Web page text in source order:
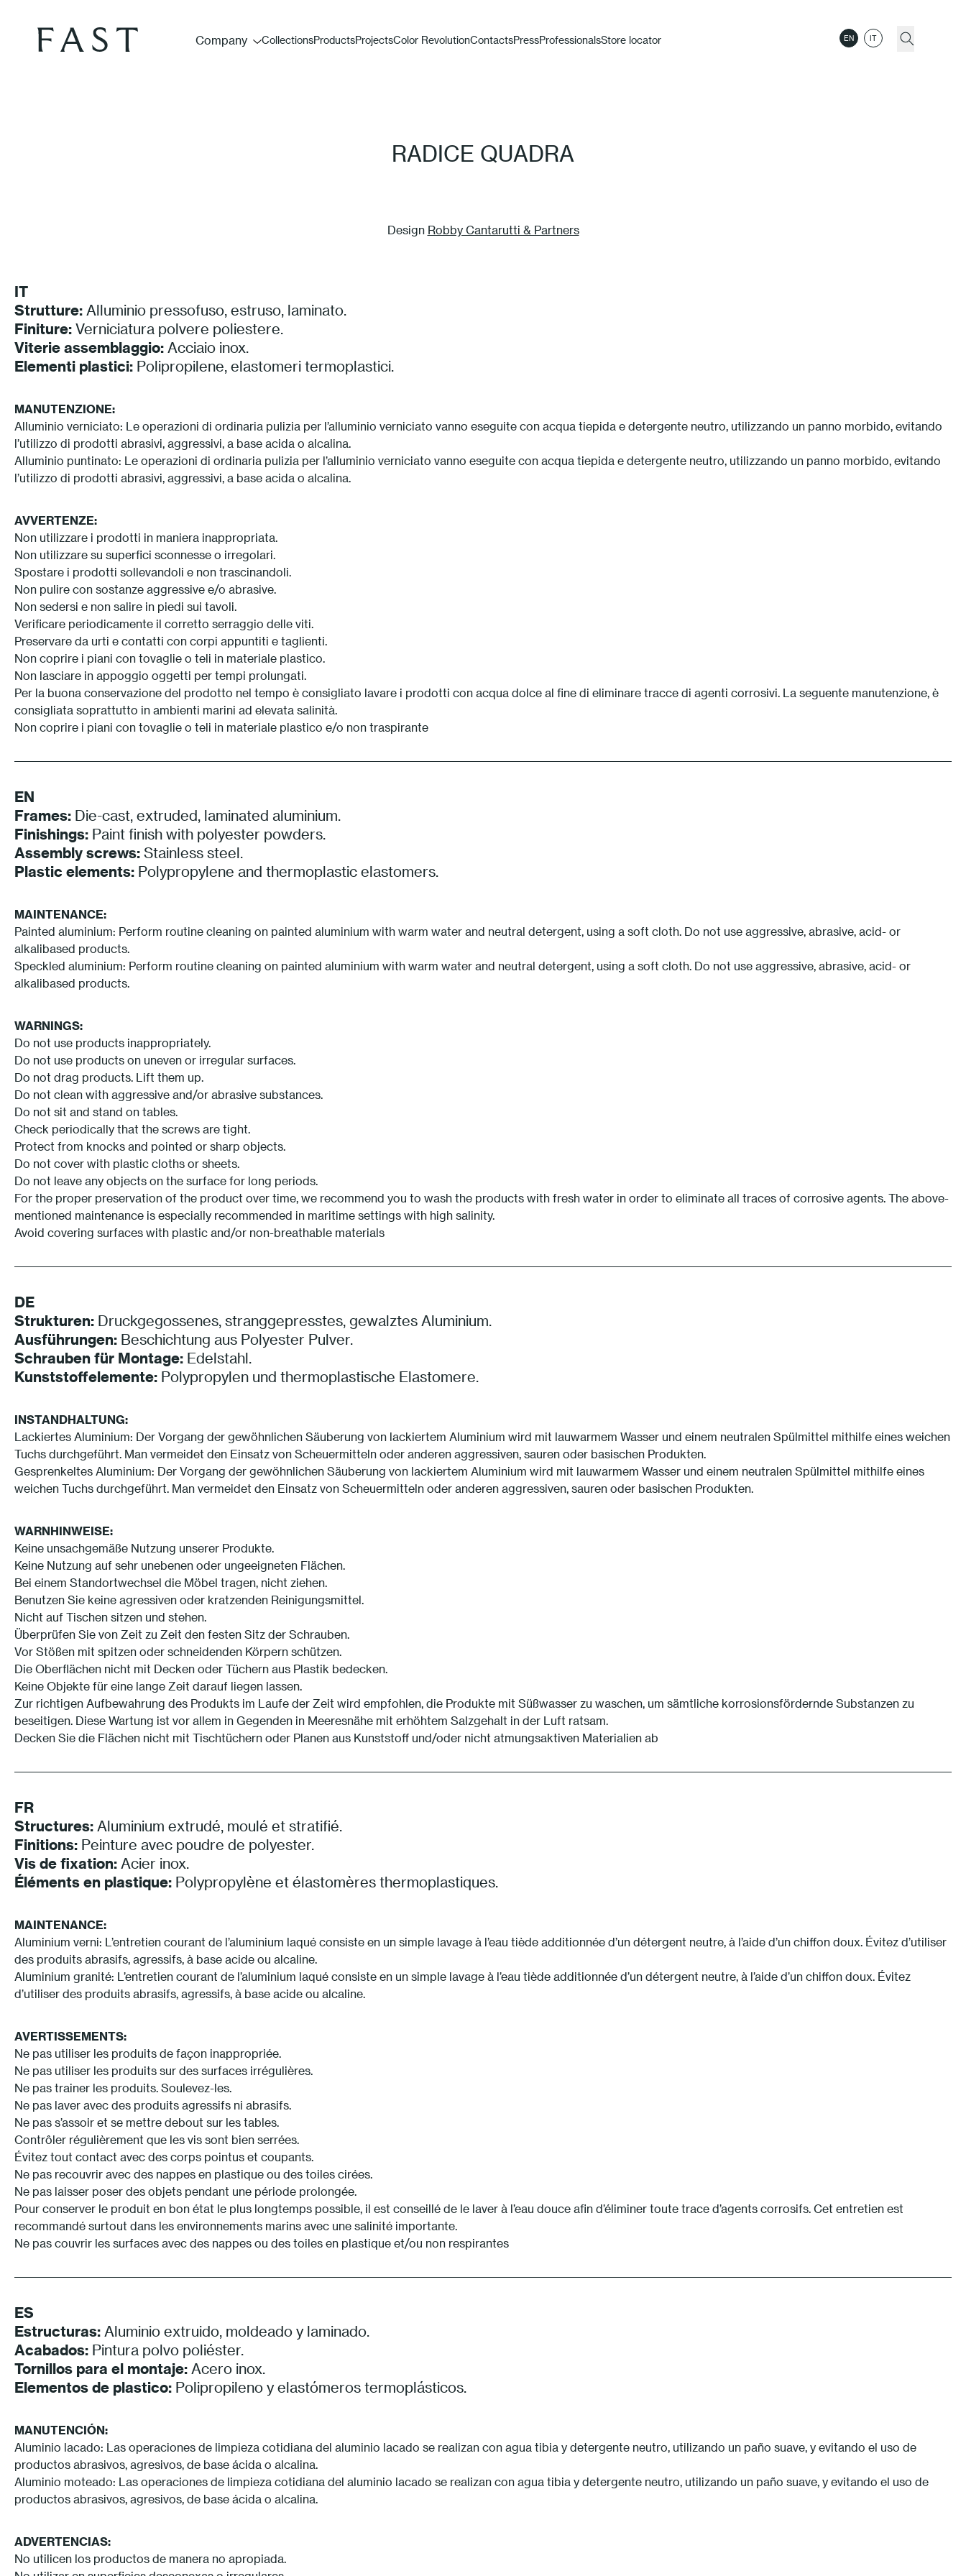
Company CollectionsProductsProjectsColor RevolutionContactsPressProfessionalsStore locator EN IT
RADICE QUADRA
Design Robby Cantarutti & Partners
IT
Strutture: Alluminio pressofuso, estruso, laminato.
Finiture: Verniciatura polvere poliestere.
Viterie assemblaggio: Acciaio inox.
Elementi plastici: Polipropilene, elastomeri termoplastici.
MANUTENZIONE:
Alluminio verniciato: Le operazioni di ordinaria pulizia per l’alluminio verniciato vanno eseguite con acqua tiepida e detergente neutro, utilizzando un panno morbido, evitando
l’utilizzo di prodotti abrasivi, aggressivi, a base acida o alcalina.
Alluminio puntinato: Le operazioni di ordinaria pulizia per l’alluminio verniciato vanno eseguite con acqua tiepida e detergente neutro, utilizzando un panno morbido, evitando
l’utilizzo di prodotti abrasivi, aggressivi, a base acida o alcalina.
AVVERTENZE:
Non utilizzare i prodotti in maniera inappropriata.
Non utilizzare su superfici sconnesse o irregolari.
Spostare i prodotti sollevandoli e non trascinandoli.
Non pulire con sostanze aggressive e/o abrasive.
Non sedersi e non salire in piedi sui tavoli.
Verificare periodicamente il corretto serraggio delle viti.
Preservare da urti e contatti con corpi appuntiti e taglienti.
Non coprire i piani con tovaglie o teli in materiale plastico.
Non lasciare in appoggio oggetti per tempi prolungati.
Per la buona conservazione del prodotto nel tempo è consigliato lavare i prodotti con acqua dolce al fine di eliminare tracce di agenti corrosivi. La seguente manutenzione, è
consigliata soprattutto in ambienti marini ad elevata salinità.
Non coprire i piani con tovaglie o teli in materiale plastico e/o non traspirante
EN
Frames: Die-cast, extruded, laminated aluminium.
Finishings: Paint finish with polyester powders.
Assembly screws: Stainless steel.
Plastic elements: Polypropylene and thermoplastic elastomers.
MAINTENANCE:
Painted aluminium: Perform routine cleaning on painted aluminium with warm water and neutral detergent, using a soft cloth. Do not use aggressive, abrasive, acid- or
alkalibased products.
Speckled aluminium: Perform routine cleaning on painted aluminium with warm water and neutral detergent, using a soft cloth. Do not use aggressive, abrasive, acid- or
alkalibased products.
WARNINGS:
Do not use products inappropriately.
Do not use products on uneven or irregular surfaces.
Do not drag products. Lift them up.
Do not clean with aggressive and/or abrasive substances.
Do not sit and stand on tables.
Check periodically that the screws are tight.
Protect from knocks and pointed or sharp objects.
Do not cover with plastic cloths or sheets.
Do not leave any objects on the surface for long periods.
For the proper preservation of the product over time, we recommend you to wash the products with fresh water in order to eliminate all traces of corrosive agents. The above-
mentioned maintenance is especially recommended in maritime settings with high salinity.
Avoid covering surfaces with plastic and/or non-breathable materials
DE
Strukturen: Druckgegossenes, stranggepresstes, gewalztes Aluminium.
Ausführungen: Beschichtung aus Polyester Pulver.
Schrauben für Montage: Edelstahl.
Kunststoffelemente: Polypropylen und thermoplastische Elastomere.
INSTANDHALTUNG:
Lackiertes Aluminium: Der Vorgang der gewöhnlichen Säuberung von lackiertem Aluminium wird mit lauwarmem Wasser und einem neutralen Spülmittel mithilfe eines weichen
Tuchs durchgeführt. Man vermeidet den Einsatz von Scheuermitteln oder anderen aggressiven, sauren oder basischen Produkten.
Gesprenkeltes Aluminium: Der Vorgang der gewöhnlichen Säuberung von lackiertem Aluminium wird mit lauwarmem Wasser und einem neutralen Spülmittel mithilfe eines
weichen Tuchs durchgeführt. Man vermeidet den Einsatz von Scheuermitteln oder anderen aggressiven, sauren oder basischen Produkten.
WARNHINWEISE:
Keine unsachgemäße Nutzung unserer Produkte.
Keine Nutzung auf sehr unebenen oder ungeeigneten Flächen.
Bei einem Standortwechsel die Möbel tragen, nicht ziehen.
Benutzen Sie keine agressiven oder kratzenden Reinigungsmittel.
Nicht auf Tischen sitzen und stehen.
Überprüfen Sie von Zeit zu Zeit den festen Sitz der Schrauben.
Vor Stößen mit spitzen oder schneidenden Körpern schützen.
Die Oberflächen nicht mit Decken oder Tüchern aus Plastik bedecken.
Keine Objekte für eine lange Zeit darauf liegen lassen.
Zur richtigen Aufbewahrung des Produkts im Laufe der Zeit wird empfohlen, die Produkte mit Süßwasser zu waschen, um sämtliche korrosionsfördernde Substanzen zu
beseitigen. Diese Wartung ist vor allem in Gegenden in Meeresnähe mit erhöhtem Salzgehalt in der Luft ratsam.
Decken Sie die Flächen nicht mit Tischtüchern oder Planen aus Kunststoff und/oder nicht atmungsaktiven Materialien ab
FR
Structures: Aluminium extrudé, moulé et stratifié.
Finitions: Peinture avec poudre de polyester.
Vis de fixation: Acier inox.
Éléments en plastique: Polypropylène et élastomères thermoplastiques.
MAINTENANCE:
Aluminium verni: L’entretien courant de l’aluminium laqué consiste en un simple lavage à l’eau tiède additionnée d’un détergent neutre, à l’aide d’un chiffon doux. Évitez d’utiliser
des produits abrasifs, agressifs, à base acide ou alcaline.
Aluminium granité: L’entretien courant de l’aluminium laqué consiste en un simple lavage à l’eau tiède additionnée d’un détergent neutre, à l’aide d’un chiffon doux. Évitez
d’utiliser des produits abrasifs, agressifs, à base acide ou alcaline.
AVERTISSEMENTS:
Ne pas utiliser les produits de façon inappropriée.
Ne pas utiliser les produits sur des surfaces irrégulières.
Ne pas trainer les produits. Soulevez-les.
Ne pas laver avec des produits agressifs ni abrasifs.
Ne pas s’assoir et se mettre debout sur les tables.
Contrôler régulièrement que les vis sont bien serrées.
Évitez tout contact avec des corps pointus et coupants.
Ne pas recouvrir avec des nappes en plastique ou des toiles cirées.
Ne pas laisser poser des objets pendant une période prolongée.
Pour conserver le produit en bon état le plus longtemps possible, il est conseillé de le laver à l’eau douce afin d’éliminer toute trace d’agents corrosifs. Cet entretien est
recommandé surtout dans les environnements marins avec une salinité importante.
Ne pas couvrir les surfaces avec des nappes ou des toiles en plastique et/ou non respirantes
ES
Estructuras: Aluminio extruido, moldeado y laminado.
Acabados: Pintura polvo poliéster.
Tornillos para el montaje: Acero inox.
Elementos de plastico: Polipropileno y elastómeros termoplásticos.
MANUTENCIÓN:
Aluminio lacado: Las operaciones de limpieza cotidiana del aluminio lacado se realizan con agua tibia y detergente neutro, utilizando un paño suave, y evitando el uso de
productos abrasivos, agresivos, de base ácida o alcalina.
Aluminio moteado: Las operaciones de limpieza cotidiana del aluminio lacado se realizan con agua tibia y detergente neutro, utilizando un paño suave, y evitando el uso de
productos abrasivos, agresivos, de base ácida o alcalina.
ADVERTENCIAS:
No utilicen los productos de manera no apropiada.